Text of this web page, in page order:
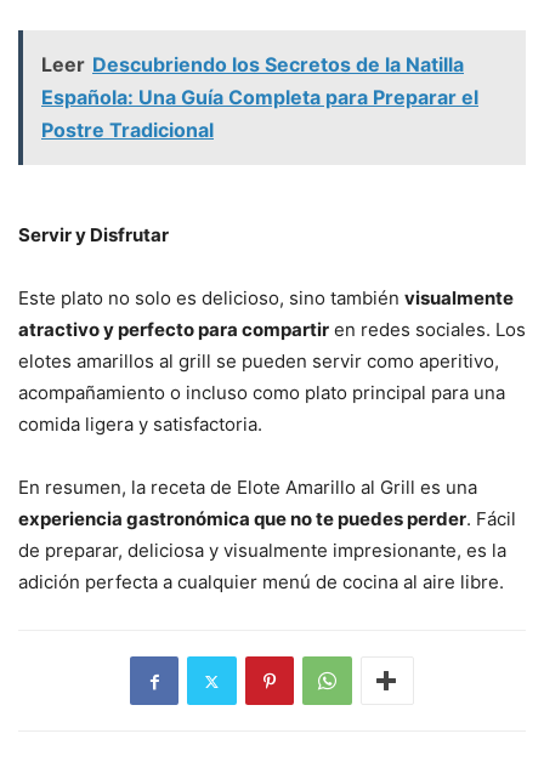
Leer Descubriendo los Secretos de la Natilla
Española: Una Guía Completa para Preparar el
Postre Tradicional
Servir y Disfrutar
Este plato no solo es delicioso, sino también visualmente
atractivo y perfecto para compartir en redes sociales. Los
elotes amarillos al grill se pueden servir como aperitivo,
acompañamiento o incluso como plato principal para una
comida ligera y satisfactoria.
En resumen, la receta de Elote Amarillo al Grill es una
experiencia gastronómica que no te puedes perder. Fácil
de preparar, deliciosa y visualmente impresionante, es la
adición perfecta a cualquier menú de cocina al aire libre.